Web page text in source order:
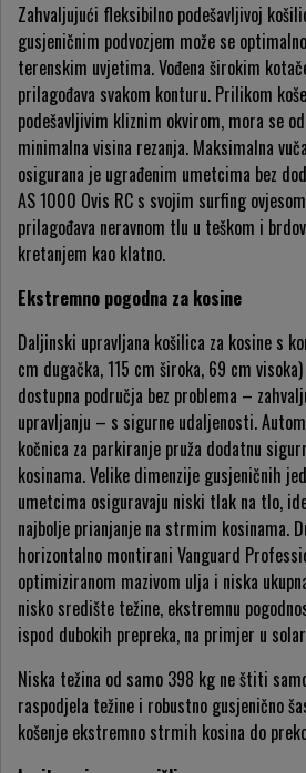
Zahvaljujući fleksibilno podešavljivoj
gusjeničnim podvozjem može se
terenskim uvjetima. Vođena širokim
prilagođava svakom konturu. Prilikom
podešavljivim kliznim okvirom, mora se
minimalna visina rezanja. Maksimalna
osigurana je ugrađenim umetcima bez
AS 1000 Ovis RC s svojim surfing
prilagođava neravnom tlu u teškom i
kretanjem kao klatno.
Ekstremno pogodna za kosine
Daljinski upravljana košilica za kosine s
cm dugačka, 115 cm široka, 69 cm
dostupna područja bez problema –
upravljanju – s sigurne udaljenosti.
kočnica za parkiranje pruža dodatnu
kosinama. Velike dimenzije gusjeničnih
umetcima osiguravaju niski tlak na tlo,
najbolje prianjanje na strmim kosinama.
horizontalno montirani Vanguard
optimiziranom mazivom ulja i niska
nisko središte težine, ekstremnu
ispod dubokih prepreka, na primjer u
Niska težina od samo 398 kg ne štiti
raspodjela težine i robustno gusjenično
košenje ekstremno strmih kosina do